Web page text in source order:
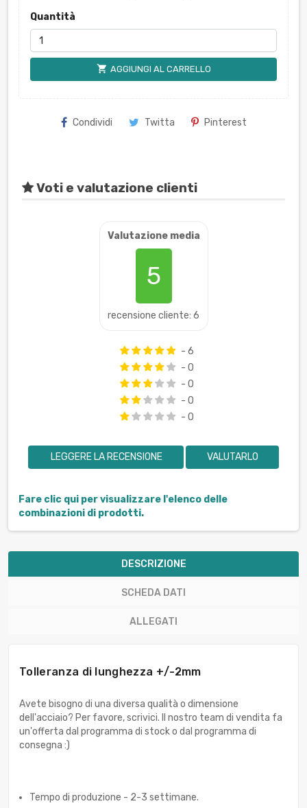
Quantità
shopping_cart AGGIUNGI AL CARRELLO
Condividi Twitta Pinterest
Voti e valutazione clienti
Valutazione media
5
recensione cliente: 6
- 6
- 0
- 0
- 0
- 0
LEGGERE LA RECENSIONE VALUTARLO
Fare clic qui per visualizzare l'elenco delle
combinazioni di prodotti.
DESCRIZIONE
SCHEDA DATI
ALLEGATI
Tolleranza di lunghezza +/-2mm
Avete bisogno di una diversa qualità o dimensione
dell'acciaio? Per favore, scrivici. Il nostro team di vendita fa
un'offerta dal programma di stock o dal programma di
consegna :)
Tempo di produzione - 2-3 settimane.